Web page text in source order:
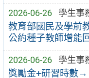
2026-06-26 學生事
教育部國民及學前
公約種子教師增能
2026-06-26 學生事
獎勵金+研習時數→